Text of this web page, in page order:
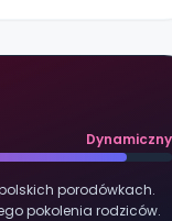
Dynamiczny
porodówkach.
pokolenia rodziców.